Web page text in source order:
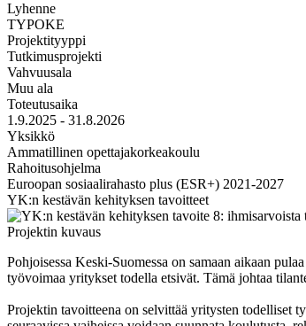
Lyhenne
TYPOKE
Projektityyppi
Tutkimusprojekti
Vahvuusala
Muu ala
Toteutusaika
1.9.2025 - 31.8.2026
Yksikkö
Ammatillinen opettajakorkeakoulu
Rahoitusohjelma
Euroopan sosiaalirahasto plus (ESR+) 2021-2027
YK:n kestävän kehityksen tavoitteet
Projektin kuvaus
Pohjoisessa Keski-Suomessa on samaan aikaan
työvoimaa yritykset todella etsivät. Tämä johtaa
Projektin tavoitteena on selvittää yritysten todelliset